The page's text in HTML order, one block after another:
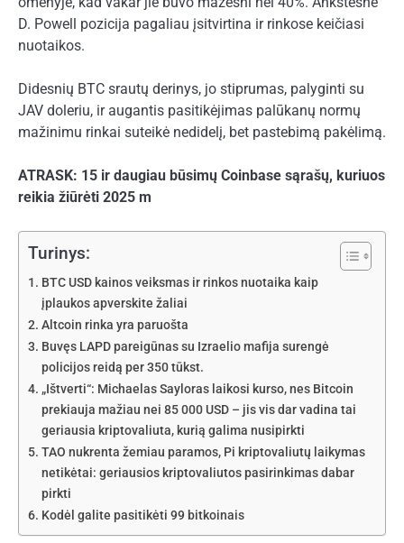
D. Powell pozicija pagaliau įsitvirtina ir rinkose keičiasi
nuotaikos.
Didesnių BTC srautų derinys, jo stiprumas, palyginti su
JAV doleriu, ir augantis pasitikėjimas palūkanų normų
mažinimu rinkai suteikė nedidelį, bet pastebimą pakėlimą.
ATRASK: 15 ir daugiau būsimų Coinbase sąrašų, kuriuos
reikia žiūrėti 2025 m
Turinys:
BTC USD kainos veiksmas ir rinkos nuotaika kaip
įplaukos apverskite žaliai
Altcoin rinka yra paruošta
Buvęs LAPD pareigūnas su Izraelio mafija surengė
policijos reidą per 350 tūkst.
„Ištverti“: Michaelas Sayloras laikosi kurso, nes Bitcoin
prekiauja mažiau nei 85 000 USD – jis vis dar vadina tai
geriausia kriptovaliuta, kurią galima nusipirkti
TAO nukrenta žemiau paramos, Pi kriptovaliutų laikymas
netikėtai: geriausios kriptovaliutos pasirinkimas dabar
pirkti
Kodėl galite pasitikėti 99 bitkoinais